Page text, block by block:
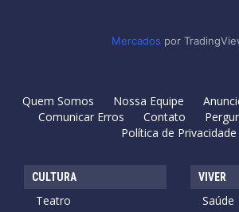
Mercados por
Quem Somos Nossa Equipe
Comunicar Erros
Contato
Política de Privacidade
CULTURA
Teatro
VIVER
Saúde